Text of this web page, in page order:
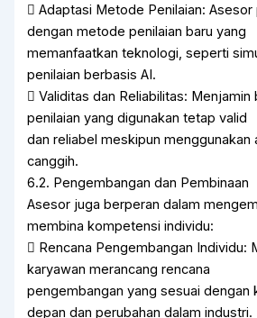
 Adaptasi Metode Penilaian:
dengan metode penilaian baru yang
memanfaatkan teknologi, seperti
penilaian berbasis AI.
 Validitas dan Reliabilitas:
penilaian yang digunakan tetap valid
dan reliabel meskipun menggunakan
canggih.
6.2. Pengembangan dan Pembinaan
Asesor juga berperan dalam
membina kompetensi individu:
 Rencana Pengembangan Individu:
karyawan merancang rencana
pengembangan yang sesuai dengan
depan dan perubahan dalam industri.